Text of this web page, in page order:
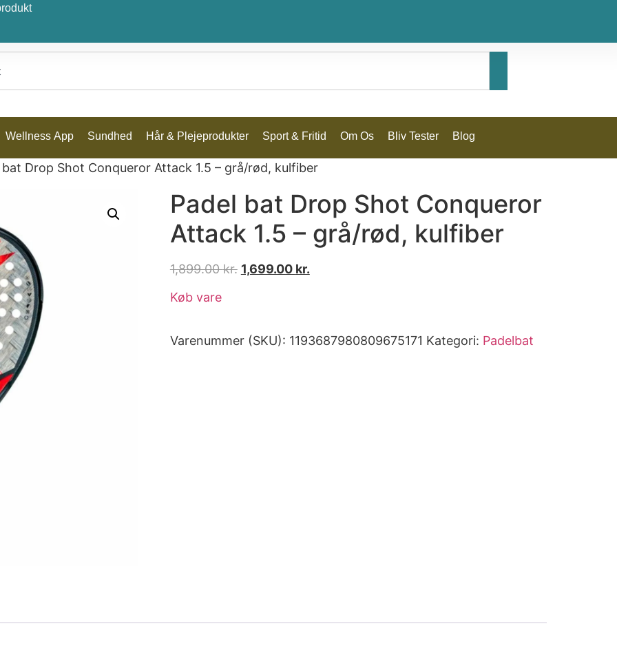
Wellness App Sundhed Hår & Plejeprodukter Sport & Fritid Om Os Bliv Tester Blog
Drop Shot Conqueror Attack 1.5 – grå/rød, kulfiber
Padel bat Drop Shot Conqueror
Attack 1.5 – grå/rød, kulfiber
1,899.00kr. 1,699.00 kr.
Køb vare
Varenummer (SKU): 1193687980809675171 Kategori: Padelbat